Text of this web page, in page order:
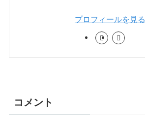
プロフィールを見る
コメント